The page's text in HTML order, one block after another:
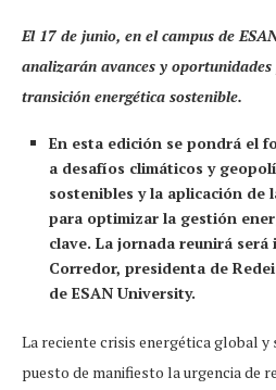
El 17 de junio, en el campus de
analizarán avances y
transición energética sostenible.
En esta edición se pondrá el
a desafíos climáticos y
sostenibles y la aplicación
para optimizar la gestión
clave. La jornada reunirá
Corredor, presidenta de
de ESAN University.
La reciente crisis energética global y
puesto de manifiesto la urgencia de